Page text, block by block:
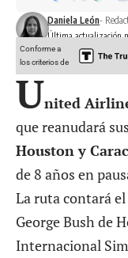
Última actualización
Daniela León-
Conforme a
los criterios de
United
que reanudará sus
Houston y
de 8 años en
La ruta contará
George Bush de
Internacional